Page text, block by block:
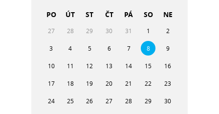
PO ÚT ST ČT PÁ SO NE
27 28 29 30 31 1 2
3 4 5 6 7 8 9
10 11 12 13 14 15 16
17 18 19 20 21 22 23
24 25 26 27 28 29 30